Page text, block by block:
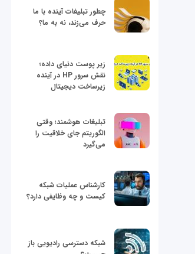
چطور تبلیغات آینده با ما
حرف می‌زند، نه به ما؟
زیر پوست دنیای داده؛
نقش سرور HP در آینده
زیرساخت دیجیتال
تبلیغات هوشمند؛ وقتی
الگوریتم جای خلاقیت را
می‌گیرد
کارشناس عملیات شبکه
کیست و چه وظایفی دارد؟
شبکه دسترسی رادیویی باز